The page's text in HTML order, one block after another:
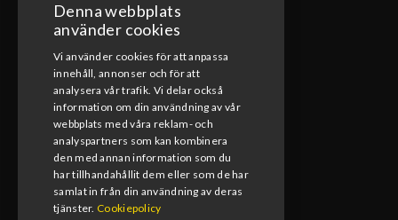
ÖPPETTIDER VERKSTAD
Måndag-Fredag
08:00-17:00
Lunchstängt
12:00-13:00
Denna webbplats
använder cookies
Vi använder cookies för att anpassa
innehåll, annonser och för att
analysera vår trafik. Vi delar också
information om din användning av vår
webbplats med våra reklam- och
analyspartners som kan kombinera
den med annan information som du
har tillhandahållit dem eller som de har
samlat in från din användning av deras
tjänster. Cookiepolicy